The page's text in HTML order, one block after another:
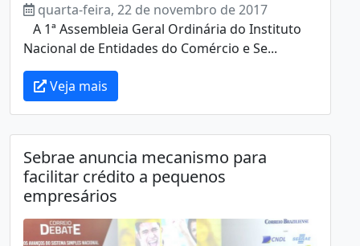
quarta-feira, 22 de novembro de 2017
A 1ª Assembleia Geral Ordinária do Instituto
Nacional de Entidades do Comércio e Se...
Veja mais
Sebrae anuncia mecanismo para
facilitar crédito a pequenos
empresários